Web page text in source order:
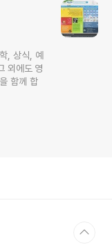
, 상식, 예
외에도 영
함께 합